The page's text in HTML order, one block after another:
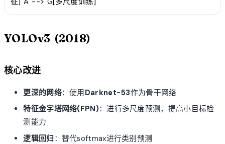
YOLOv3 (2018)
核心改进
更深的网络：使用Darknet-53作为骨干网络
特征金字塔网络(FPN)：进行多尺度预测，提高小目标检
测能力
逻辑回归：替代softmax进行类别预测